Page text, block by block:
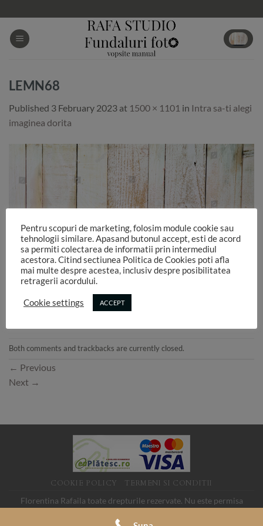
to
content
LEMN68
Published 3 February 2023 at 1500 × 1101 in Intra sa-ti alegi
imaginea dorita
Both comments and trackbacks are currently closed.
← Previous
Next →
COOKIE POLICY TERMENI SI CONDITII
Florentina Rafaila toate drepturile rezervate. Nu este permisa
Pentru scopuri de marketing, folosim module cookie sau
tehnologii similare. Apasand butonul accept, esti de acord
sa permiti colectarea de informatii prin intermediul
acestora. Citind sectiunea Politica de Cookies poti afla
mai multe despre acestea, inclusiv despre posibilitatea
retragerii acordului.
Cookie settings ACCEPT